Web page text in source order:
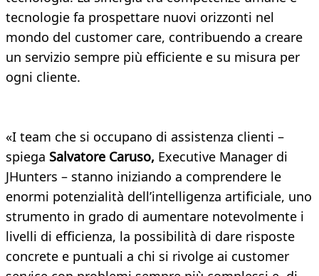
tecnologie fa prospettare nuovi orizzonti nel
mondo del customer care, contribuendo a creare
un servizio sempre più efficiente e su misura per
ogni cliente.
«I team che si occupano di assistenza clienti –
spiega Salvatore Caruso, Executive Manager di
JHunters – stanno iniziando a comprendere le
enormi potenzialità dell’intelligenza artificiale, uno
strumento in grado di aumentare notevolmente i
livelli di efficienza, la possibilità di dare risposte
concrete e puntuali a chi si rivolge ai customer